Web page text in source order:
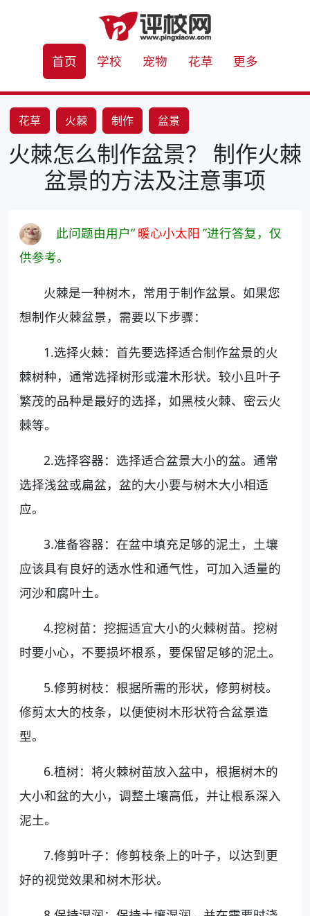
首页 学校 宠物 花草 更多
花草 火棘 制作 盆景
火棘怎么制作盆景？ 制作火棘
盆景的方法及注意事项
此问题由用户“ 暖心小太阳 ”进行答复，仅
供参考。
火棘是一种树木，常用于制作盆景。如果您
想制作火棘盆景，需要以下步骤：
1.选择火棘：首先要选择适合制作盆景的火
棘树种，通常选择树形或灌木形状。较小且叶子
繁茂的品种是最好的选择，如黑枝火棘、密云火
棘等。
2.选择容器：选择适合盆景大小的盆。通常
选择浅盆或扁盆，盆的大小要与树木大小相适
应。
3.准备容器：在盆中填充足够的泥土，土壤
应该具有良好的透水性和通气性，可加入适量的
河沙和腐叶土。
4.挖树苗：挖掘适宜大小的火棘树苗。挖树
时要小心，不要损坏根系，要保留足够的泥土。
5.修剪树枝：根据所需的形状，修剪树枝。
修剪太大的枝条，以便使树木形状符合盆景造
型。
6.植树：将火棘树苗放入盆中，根据树木的
大小和盆的大小，调整土壤高低，并让根系深入
泥土。
7.修剪叶子：修剪枝条上的叶子，以达到更
好的视觉效果和树木形状。